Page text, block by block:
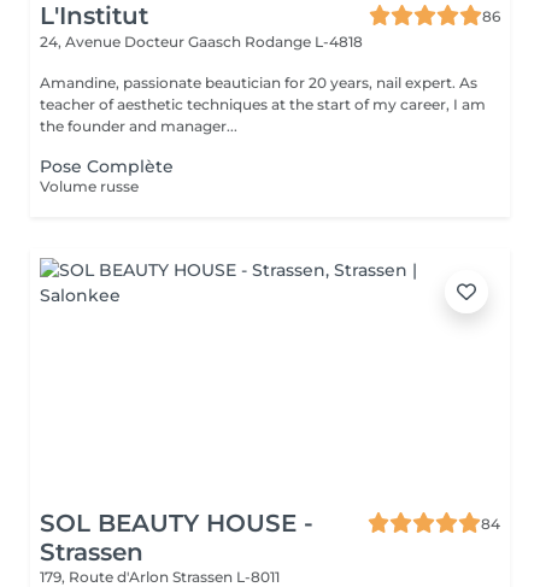
L'Institut
86
24, Avenue Docteur Gaasch Rodange L-4818
Amandine, passionate beautician for 20 years, nail expert. As
teacher of aesthetic techniques at the start of my career, I am
the founder and manager...
Pose Complète
Volume russe
SOL BEAUTY HOUSE -
Strassen
84
179, Route d'Arlon Strassen L-8011